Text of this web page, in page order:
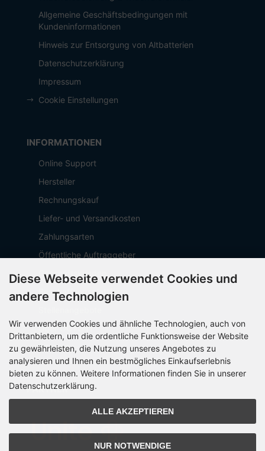
Allgemeine Geschäftsbedingungen mit
Kundeninformationen
Hinweis zur Entsorgung von Altbatterien
Datenschutzerklärung
Impressum
Cookie Einstellungen
INFORMATIONEN
Online Support
Hersteller
Rechnungskauf
Liefer- und Versandkosten
Zahlungsarten
Öffentliche Auftraggeber
Geschäftskunden
Beschaffungsplattform
Über OCTO IT
Sitemap
PARTNER
Diese Webseite verwendet Cookies und
andere Technologien
Wir verwenden Cookies und ähnliche Technologien, auch von
Drittanbietern, um die ordentliche Funktionsweise der Website
zu gewährleisten, die Nutzung unseres Angebotes zu
analysieren und Ihnen ein bestmögliches Einkaufserlebnis
bieten zu können. Weitere Informationen finden Sie in unserer
Datenschutzerklärung.
ALLE AKZEPTIEREN
NUR NOTWENDIGE